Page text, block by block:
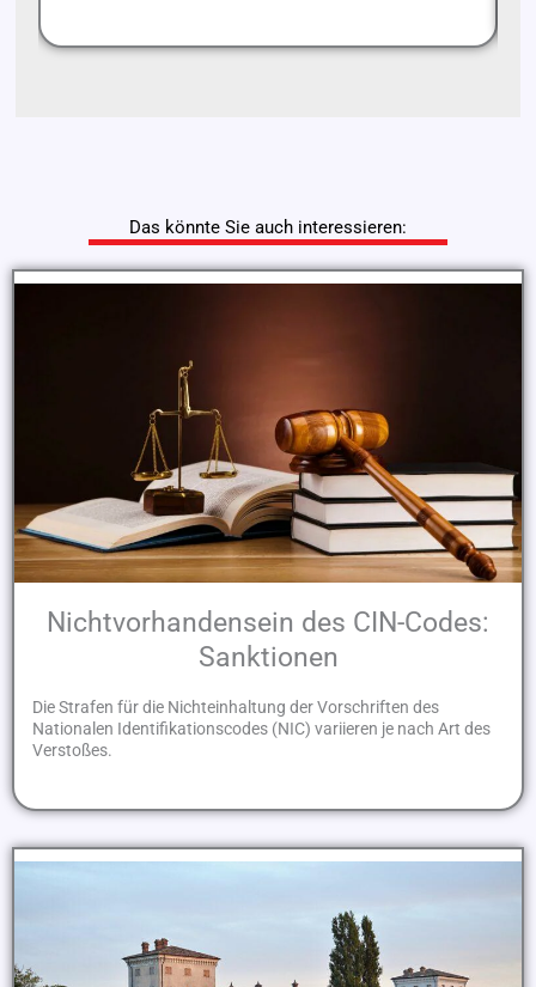
Das könnte Sie auch interessieren:
Nichtvorhandensein des CIN-Codes:
Sanktionen
Die Strafen für die Nichteinhaltung der Vorschriften des
Nationalen Identifikationscodes (NIC) variieren je nach Art des
Verstoßes.